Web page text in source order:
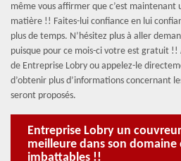
même vous affirmer que c’est maintenant
matière !! Faites-lui confiance en lui
plus de temps. N’hésitez plus à aller
puisque pour ce mois-ci votre est gratuit !!
de Entreprise Lobry ou appelez-le
d’obtenir plus d’informations concernant
seront proposés.
Entreprise Lobry un
meilleure dans son domaine
imbattables !!